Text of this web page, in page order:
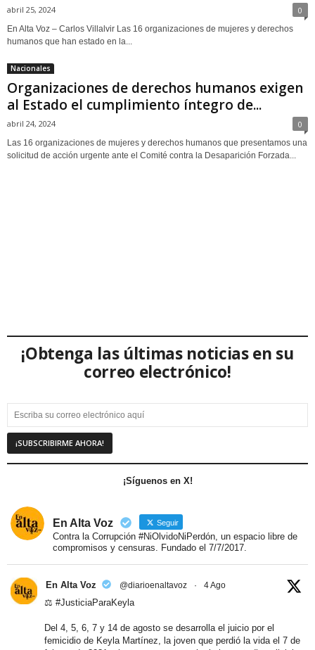
abril 25, 2024 0
En Alta Voz – Carlos Villalvir Las 16 organizaciones de mujeres y derechos
humanos que han estado en la...
Nacionales
Organizaciones de derechos humanos exigen
al Estado el cumplimiento íntegro de...
abril 24, 2024 0
Las 16 organizaciones de mujeres y derechos humanos que presentamos una
solicitud de acción urgente ante el Comité contra la Desaparición Forzada...
¡Obtenga las últimas noticias en su
correo electrónico!
¡Síguenos en X!
En Alta Voz Seguir
Contra la Corrupción #NiOlvidoNiPerdón, un espacio libre de
compromisos y censuras. Fundado el 7/7/2017.
En Alta Voz @diarioenaltavoz · 4 Ago
⚖️ #JusticiaParaKeyla
Del 4, 5, 6, 7 y 14 de agosto se desarrolla el juicio por el
femicidio de Keyla Martínez, la joven que perdió la vida el 7 de